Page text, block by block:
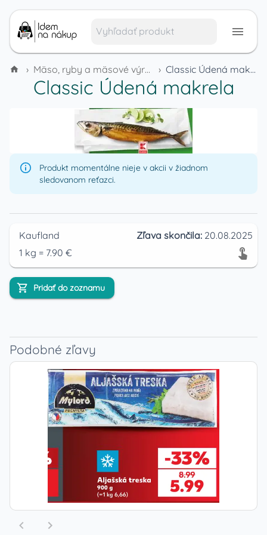
› Mäso, ryby a mäsové výrobky › Classic Údená makrela
Classic Údená makrela
Produkt momentálne nieje v akcii v žiadnom
sledovanom reťazci.
Kaufland Zľava skončila: 20.08.2025
1 kg = 7.90 €
Pridať do zoznamu
Podobné zľavy